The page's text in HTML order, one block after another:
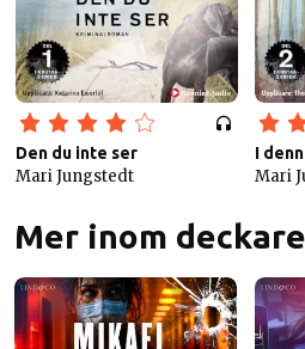
Den du inte ser
Mari Jungstedt
I
Mari
Mer inom deckare